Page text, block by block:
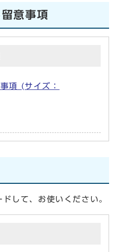
意事項
項 (サイズ：
して、お使いください。